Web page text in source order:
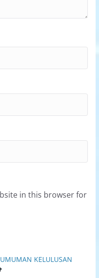
in this browser for
KELULUSAN